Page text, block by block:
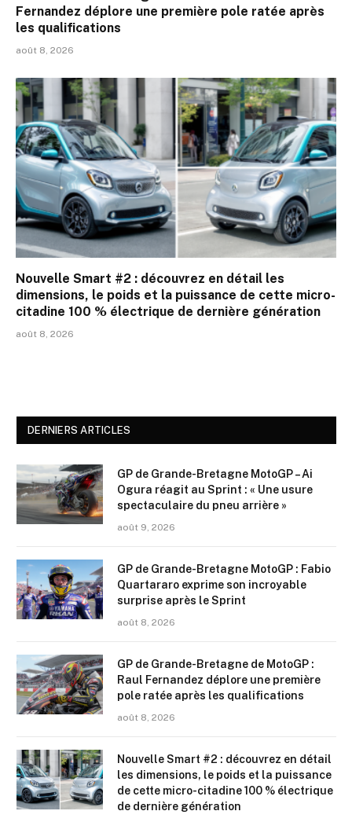
Fernandez déplore une première pole ratée après
les qualifications
août 8, 2026
Nouvelle Smart #2 : découvrez en détail les
dimensions, le poids et la puissance de cette micro-
citadine 100 % électrique de dernière génération
août 8, 2026
DERNIERS ARTICLES
GP de Grande-Bretagne MotoGP – Ai
Ogura réagit au Sprint : « Une usure
spectaculaire du pneu arrière »
août 9, 2026
GP de Grande-Bretagne MotoGP : Fabio
Quartararo exprime son incroyable
surprise après le Sprint
août 8, 2026
GP de Grande-Bretagne de MotoGP :
Raul Fernandez déplore une première
pole ratée après les qualifications
août 8, 2026
Nouvelle Smart #2 : découvrez en détail
les dimensions, le poids et la puissance
de cette micro-citadine 100 % électrique
de dernière génération